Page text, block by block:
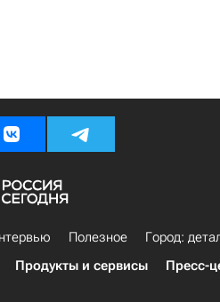
Полезное
Город:
Продукты и сервисы Пресс-